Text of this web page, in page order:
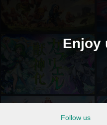
Enjoy
Follow us